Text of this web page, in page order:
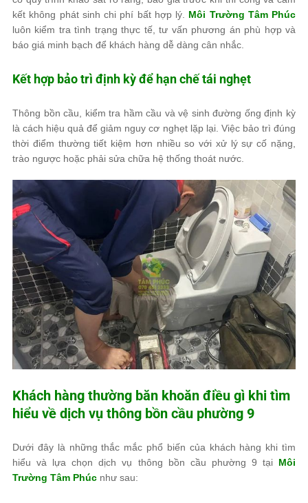
kết không phát sinh chi phí bất hợp lý. Môi Trường Tâm Phúc
luôn kiểm tra tình trạng thực tế, tư vấn phương án phù hợp và
báo giá minh bạch để khách hàng dễ dàng cân nhắc.
Kết hợp bảo trì định kỳ để hạn chế tái nghẹt
Thông bồn cầu, kiểm tra hầm cầu và vệ sinh đường ống định kỳ
là cách hiệu quả để giảm nguy cơ nghẹt lặp lại. Việc bảo trì đúng
thời điểm thường tiết kiệm hơn nhiều so với xử lý sự cố nặng,
trào ngược hoặc phải sửa chữa hệ thống thoát nước.
Khách hàng thường băn khoăn điều gì khi tìm
hiểu về dịch vụ thông bồn cầu phường 9
Dưới đây là những thắc mắc phổ biến của khách hàng khi tìm
hiểu và lựa chọn dịch vụ thông bồn cầu phường 9 tại Môi
Trường Tâm Phúc như sau: